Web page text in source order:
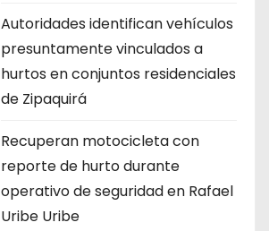
Autoridades identifican vehículos
presuntamente vinculados a
hurtos en conjuntos residenciales
de Zipaquirá
Recuperan motocicleta con
reporte de hurto durante
operativo de seguridad en Rafael
Uribe Uribe